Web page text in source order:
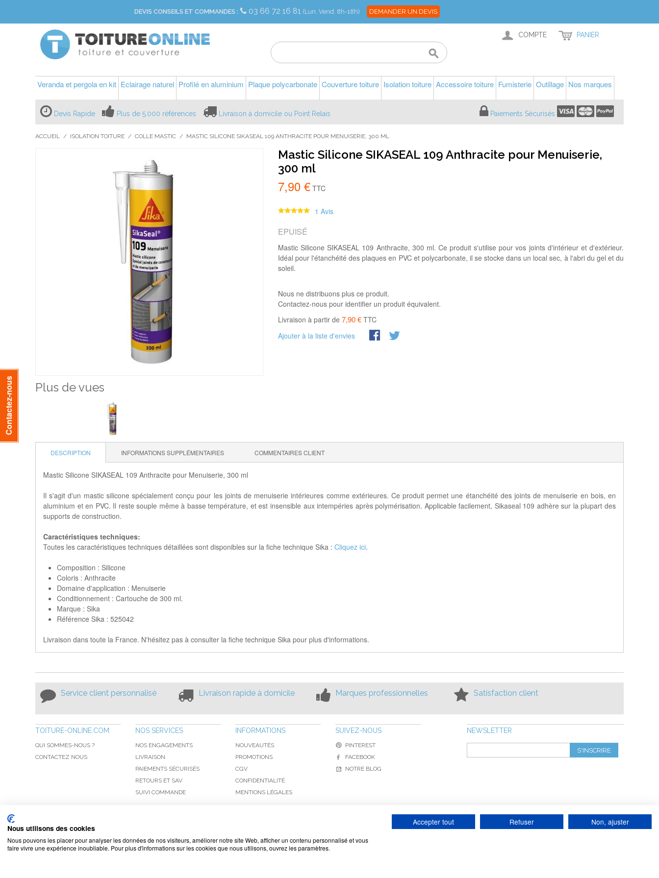
DEVIS CONSEILS ET COMMANDES : 03 66 72 16 81 (Lun. Vend. 8h-18h) DEMANDER UN DEVIS
COMPTE PANIER
Veranda et pergola en kit Eclairage naturel Profilé en aluminium Plaque polycarbonate Couverture toiture Isolation toiture Accessoire toiture Fumisterie Outillage Nos marques
Devis Rapide Plus de 5.000 références Livraison à domicile ou Point Relais Paiements Sécurisés
ACCUEIL / ISOLATION TOITURE / COLLE MASTIC / MASTIC SILICONE SIKASEAL 109 ANTHRACITE POUR MENUISERIE, 300 ML
Plus de vues
Mastic Silicone SIKASEAL 109 Anthracite pour Menuiserie,
300 ml
7,90 € TTC
1 Avis
EPUISÉ
Mastic Silicone SIKASEAL 109 Anthracite, 300 ml. Ce produit s'utilise pour vos joints d'intérieur et d'extérieur.
Idéal pour l'étanchéité des plaques en PVC et polycarbonate, il se stocke dans un local sec, à l'abri du gel et du
soleil.
Nous ne distribuons plus ce produit.
Contactez-nous pour identifier un produit équivalent.
Livraison à partir de 7,90 € TTC
Ajouter à la liste d'envies
DESCRIPTION INFORMATIONS SUPPLÉMENTAIRES COMMENTAIRES CLIENT
Mastic Silicone SIKASEAL 109 Anthracite pour Menuiserie, 300 ml
Il s'agit d'un mastic silicone spécialement conçu pour les joints de menuiserie intérieures comme extérieures. Ce produit permet une étanchéité des joints de menuiserie en bois, en
aluminium et en PVC. Il reste souple même à basse température, et est insensible aux intempéries après polymérisation. Applicable facilement, Sikaseal 109 adhère sur la plupart des
supports de construction.
Caractéristiques techniques:
Toutes les caractéristiques techniques détaillées sont disponibles sur la fiche technique Sika : Cliquez ici.
Composition : Silicone
Coloris : Anthracite
Domaine d'application : Menuiserie
Conditionnement : Cartouche de 300 ml.
Marque : Sika
Référence Sika : 525042
Livraison dans toute la France. N'hésitez pas à consulter la fiche technique Sika pour plus d'informations.
Service client personnalisé Livraison rapide à domicile Marques professionnelles Satisfaction client
NEWSLETTER
S'INSCRIRE
TOITURE-ONLINE.COM
QUI SOMMES-NOUS ?
CONTACTEZ NOUS
NOS SERVICES
NOS ENGAGEMENTS
LIVRAISON
PAIEMENTS SÉCURISÉS
RETOURS ET SAV
SUIVI COMMANDE
INFORMATIONS
NOUVEAUTÉS
PROMOTIONS
CGV
CONFIDENTIALITÉ
MENTIONS LÉGALES
SUIVEZ-NOUS
PINTEREST
FACEBOOK
NOTRE BLOG
Contactez-nous
Nous utilisons des cookies
Nous pouvons les placer pour analyser les données de nos visiteurs, améliorer notre site Web, afficher un contenu personnalisé et vous
faire vivre une expérience inoubliable. Pour plus d'informations sur les cookies que nous utilisons, ouvrez les paramètres.
Accepter tout Refuser Non, ajuster